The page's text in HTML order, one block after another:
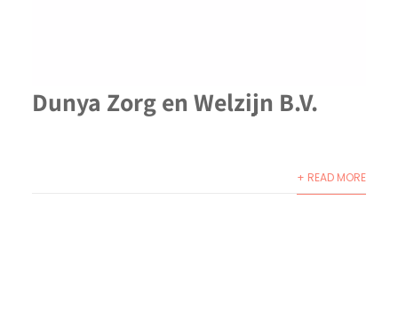
Dunya Zorg en Welzijn B.V.
+ READ MORE